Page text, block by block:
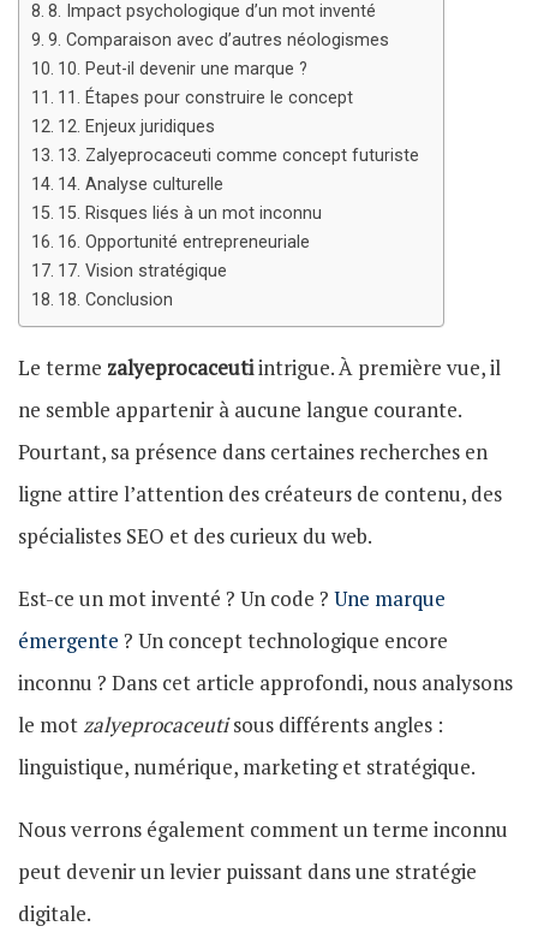
8. Impact psychologique d’un mot inventé
9. Comparaison avec d’autres néologismes
10. Peut-il devenir une marque ?
11. Étapes pour construire le concept
12. Enjeux juridiques
13. Zalyeprocaceuti comme concept futuriste
14. Analyse culturelle
15. Risques liés à un mot inconnu
16. Opportunité entrepreneuriale
17. Vision stratégique
18. Conclusion
Le terme zalyeprocaceutiintrigue. À première vue, il
ne semble appartenir à aucune langue courante.
Pourtant, sa présence dans certaines recherches en
ligne attire l’attention des créateurs de contenu, des
spécialistes SEO et des curieux du web.
Est-ce un mot inventé ? Un code ? Une marque
émergente ? Un concept technologique encore
inconnu ? Dans cet article approfondi, nous analysons
le mot zalyeprocaceutisous différents angles :
linguistique, numérique, marketing et stratégique.
Nous verrons également comment un terme inconnu
peut devenir un levier puissant dans une stratégie
digitale.